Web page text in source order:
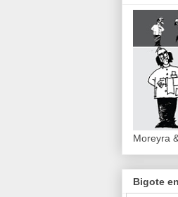
Moreyra
Bigote